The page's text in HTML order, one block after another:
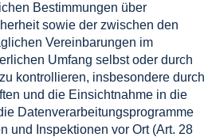
Bestimmungen über
sowie der zwischen den
Vereinbarungen im
Umfang selbst oder durch
kontrollieren, insbesondere durch
und die Einsichtnahme in die
Datenverarbeitungsprogramme
und Inspektionen vor Ort (Art. 28